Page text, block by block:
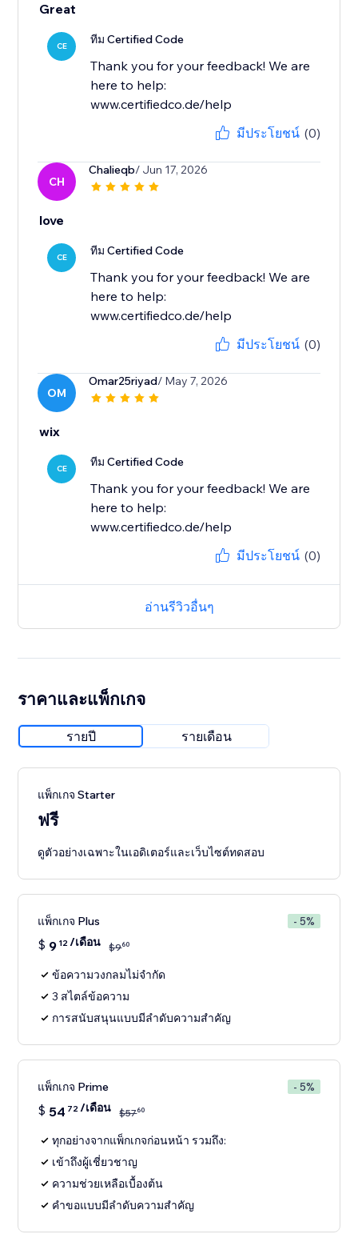
Great
CE ทีม Certified Code
Thank you for your feedback! We are
here to help:
www.certifiedco.de/help
มีประโยชน์ (0)
CH
Chalieqb/ Jun 17, 2026
love
CE ทีม Certified Code
Thank you for your feedback! We are
here to help:
www.certifiedco.de/help
มีประโยชน์ (0)
OM
Omar25riyad/ May 7, 2026
wix
CE ทีม Certified Code
Thank you for your feedback! We are
here to help:
www.certifiedco.de/help
มีประโยชน์ (0)
อ่านรีวิวอื่นๆ
ราคาและแพ็กเกจ
รายปี รายเดือน
แพ็กเกจ Starter
ฟรี
ดูตัวอย่างเฉพาะในเอดิเตอร์และเว็บไซต์ทดสอบ
แพ็กเกจ Plus - 5%
$ 9 12/เดือน $960
ข้อความวงกลมไม่จำกัด
3 สไตล์ข้อความ
การสนับสนุนแบบมีลำดับความสำคัญ
แพ็กเกจ Prime - 5%
$ 54 72/เดือน $5760
ทุกอย่างจากแพ็กเกจก่อนหน้า รวมถึง:
เข้าถึงผู้เชี่ยวชาญ
ความช่วยเหลือเบื้องต้น
คำขอแบบมีลำดับความสำคัญ